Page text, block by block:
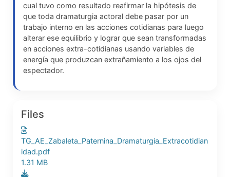
cual tuvo como resultado reafirmar la hipótesis de
que toda dramaturgia actoral debe pasar por un
trabajo interno en las acciones cotidianas para luego
alterar ese equilibrio y lograr que sean transformadas
en acciones extra-cotidianas usando variables de
energía que produzcan extrañamiento a los ojos del
espectador.
Files
TG_AE_Zabaleta_Paternina_Dramaturgia_Extracotidian
idad.pdf
1.31 MB